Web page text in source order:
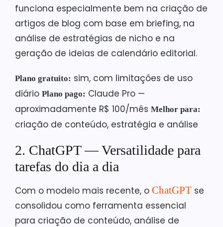
funciona especialmente bem na criação de
artigos de blog com base em briefing, na
análise de estratégias de nicho e na
geração de ideias de calendário editorial.
Plano gratuito: sim, com limitações de uso
diário Plano pago: Claude Pro —
aproximadamente R$ 100/mês Melhor para:
criação de conteúdo, estratégia e análise
2. ChatGPT — Versatilidade para
tarefas do dia a dia
Com o modelo mais recente, o ChatGPT se
consolidou como ferramenta essencial
para criação de conteúdo, análise de